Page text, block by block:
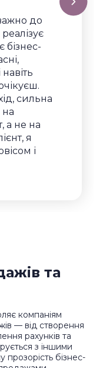
до
бізнес-
сильна
на
а не на
я
і
та
компаніям
— від створення
рахунків та
з іншими
бізнес-